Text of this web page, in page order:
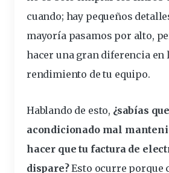
cuando; hay pequeños
mayoría pasamos por alto,
hacer una gran diferenciaen
rendimiento de tu equipo.
Hablando de esto, ¿sabías
acondicionado mal
hacer que tu factura de
dispare?Esto ocurre porque